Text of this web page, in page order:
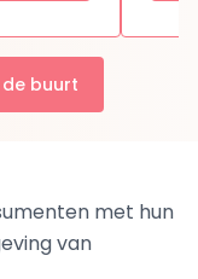
de buurt
met hun
van